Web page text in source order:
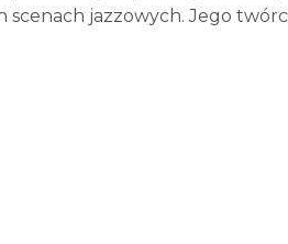
jazzowych. Jego